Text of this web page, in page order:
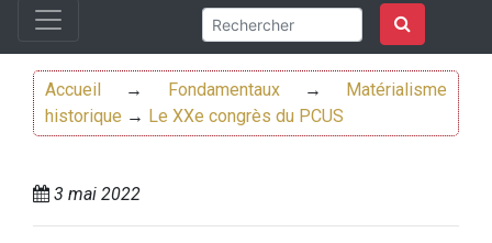
Accueil → Fondamentaux→
Matérialisme
historique → Le XXe congrès du PCUS
3 mai 2022